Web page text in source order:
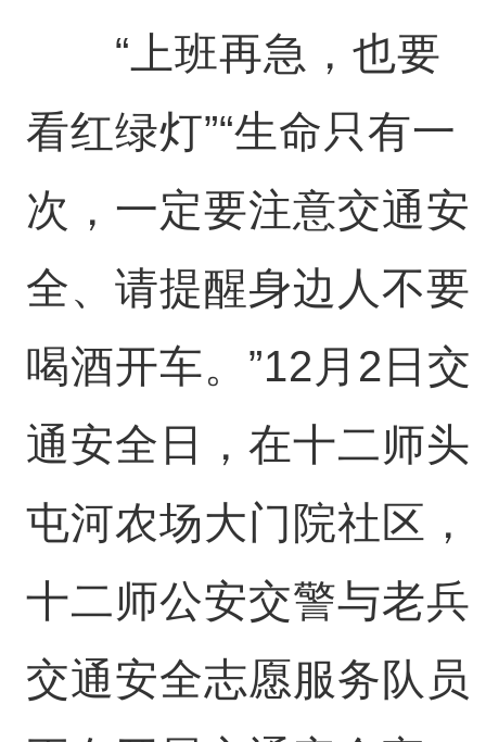
“上班再急，也要
看红绿灯”“生命只有一
次，一定要注意交通安
全、请提醒身边人不要
喝酒开车。”12月2日交
通安全日，在十二师头
屯河农场大门院社区，
十二师公安交警与老兵
交通安全志愿服务队员